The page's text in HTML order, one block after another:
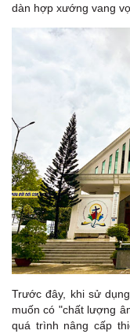
dàn hợp xướng vang
Trước đây, khi sử
muốn có "chất lượng
quá trình nâng cấp